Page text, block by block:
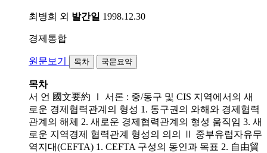
최병희 외 발간일 1998.12.30
경제통합
원문보기 목차 국문요약
목차
서 언 國文要約 Ⅰ 서론 : 중/동구 및 CIS 지역에서의 새
로운 경제협력관계의 형성 1. 동구권의 와해와 경제협력
관계의 해체 2. 새로운 경제협력관계의 형성 움직임 3. 새
로운 지역경제 협력관계 형성의 의의 Ⅱ 중부유럽자유무
역지대(CEFTA) 1. CEFTA 구성의 동인과 목표 2. 自由貿